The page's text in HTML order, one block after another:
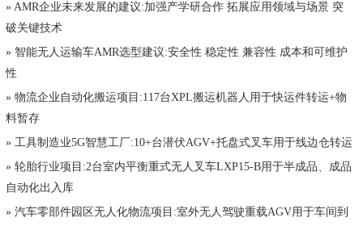
» AMR企业未来发展的建议:加强产学研合作 拓展应用领域与场景 突
破关键技术
» 智能无人运输车AMR选型建议:安全性 稳定性 兼容性 成本和可维护
性
» 物流企业自动化搬运项目:117台XPL搬运机器人用于快运件转运+物
料暂存
» 工具制造业5G智慧工厂:10+台潜伏AGV+托盘式叉车用于线边仓转运
» 轮胎行业项目:2台室内平衡重式无人叉车LXP15-B用于半成品、成品
自动化出入库
» 汽车零部件园区无人化物流项目:室外无人驾驶重载AGV用于车间到